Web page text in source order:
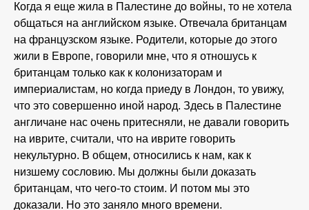
Когда я еще жила в Палестине до войны, то не хотела
общаться на английском языке. Отвечала британцам
на французском языке. Родители, которые до этого
жили в Европе, говорили мне, что я отношусь к
британцам только как к колонизаторам и
империалистам, но когда приеду в Лондон, то увижу,
что это совершенно иной народ. Здесь в Палестине
англичане нас очень притесняли, не давали говорить
на иврите, считали, что на иврите говорить
некультурно. В общем, относились к нам, как к
низшему сословию. Мы должны были доказать
британцам, что чего-то стоим. И потом мы это
доказали. Но это заняло много времени.